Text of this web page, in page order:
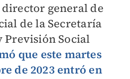
general de
de la Secretaría
Previsión Social
que este martes
de 2023 entró en